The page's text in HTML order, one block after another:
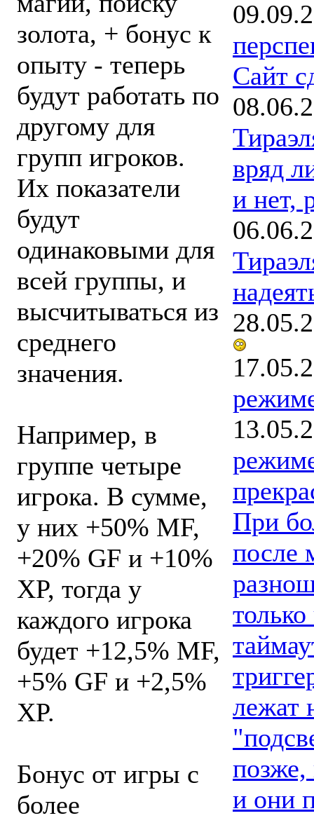
золота, + бонус к
опыту - теперь
будут работать по
другому для
групп игроков.
Их показатели
будут
одинаковыми для
всей группы, и
высчитываться из
среднего
значения.
Например, в
группе четыре
игрока. В сумме,
у них +50% MF,
+20% GF и +10%
XP, тогда у
каждого игрока
будет +12,5% MF,
+5% GF и +2,5%
XP.
Бонус от игры с
более
Сайт
вряд
и нет,
При
после
лежат
и они